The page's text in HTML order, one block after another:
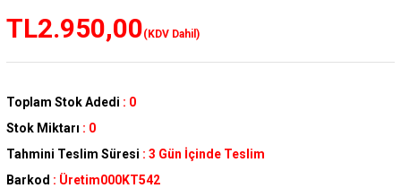
TL2.950,00(KDV Dahil)
Toplam Stok Adedi : 0
Stok Miktarı : 0
Tahmini Teslim Süresi : 3 Gün İçinde Teslim
Barkod : Üretim000KT542